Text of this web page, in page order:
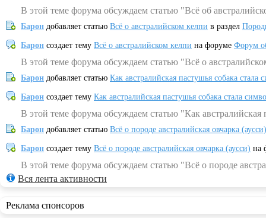
В этой теме форума обсуждаем статью "Всё об
Барон добавляет статью Всё о австралийском келпи в раздел
Барон создает тему Всё о австралийском келпи на форуме Форум
В этой теме форума обсуждаем статью "Всё о
Барон добавляет статью Как австралийская пастушья собака
Барон создает тему Как австралийская пастушья собака стала
В этой теме форума обсуждаем статью "Как
Барон добавляет статью Всё о породе австралийская овчарка (аусси)
Барон создает тему Всё о породе австралийская овчарка (аусси) на
В этой теме форума обсуждаем статью "Всё о породе
Вся лента активности
Реклама спонсоров